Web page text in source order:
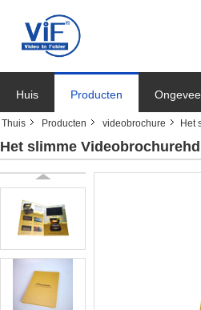
Huis Producten
Thuis Producten videobrochure Het
Het slimme